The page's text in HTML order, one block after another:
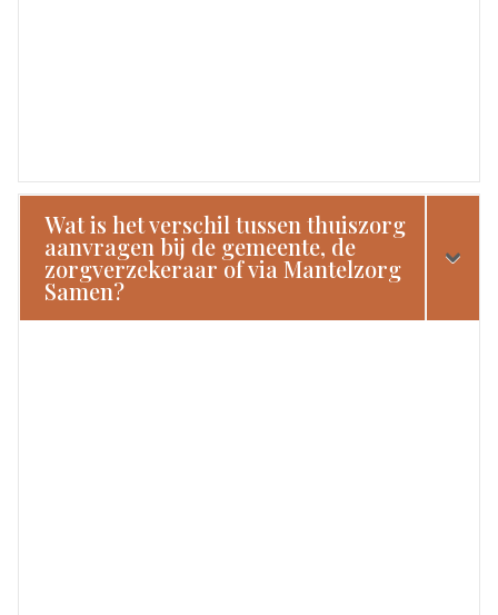
Wat is het verschil tussen thuiszorg
aanvragen bij de gemeente, de
zorgverzekeraar of via Mantelzorg
Samen?